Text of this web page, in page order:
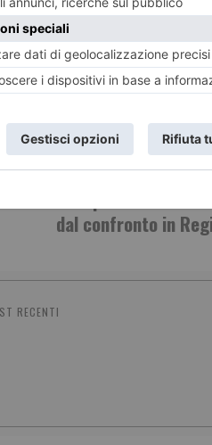
7 AGOSTO 2026
Vino piemontese e
dal confronto in
RECENTI